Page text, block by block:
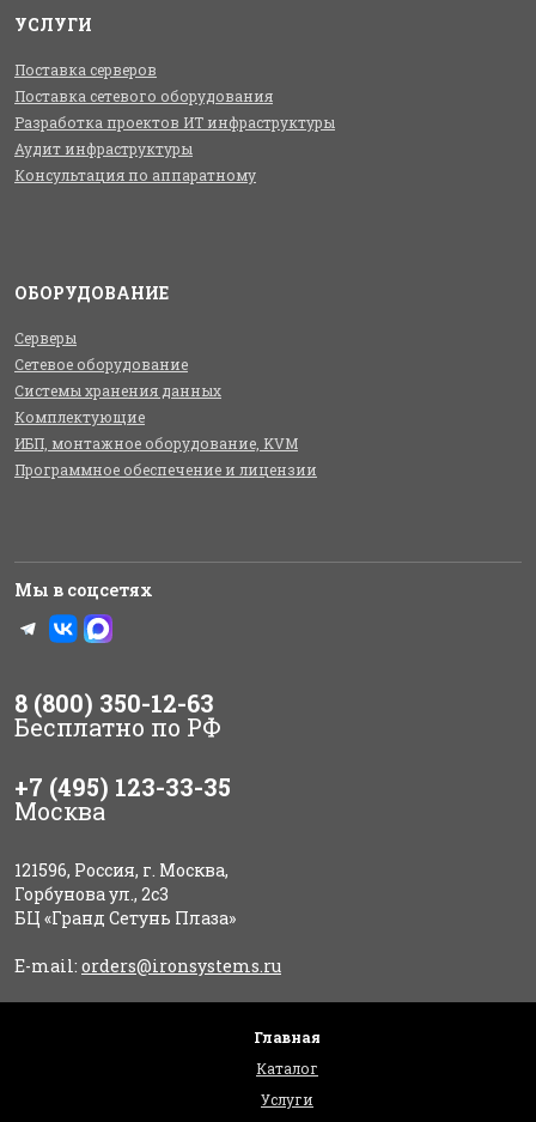
УСЛУГИ
Поставка серверов
Поставка сетевого оборудования
Разработка проектов ИТ инфраструктуры
Аудит инфраструктуры
Консультация по аппаратному
ОБОРУДОВАНИЕ
Серверы
Сетевое оборудование
Системы хранения данных
Комплектующие
ИБП, монтажное оборудование, KVM
Программное обеспечение и лицензии
Мы в соцсетях
8 (800) 350-12-63
Бесплатно по РФ
+7 (495) 123-33-35
Москва
121596, Россия, г. Москва,
Горбунова ул., 2с3
БЦ «Гранд Сетунь Плаза»
E-mail: orders@ironsystems.ru
Главная
Каталог
Услуги